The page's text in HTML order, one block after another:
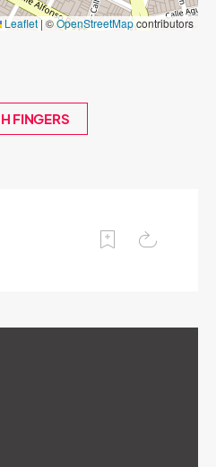
Leaflet| ©OpenStreetMapcontributors
FINGERS